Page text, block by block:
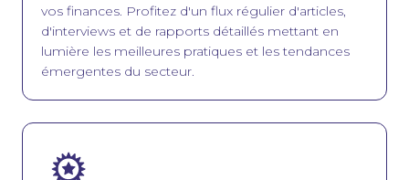
vos finances. Profitez d'un flux régulier d'articles,
d'interviews et de rapports détaillés mettant en
lumière les meilleures pratiques et les tendances
émergentes du secteur.
Image